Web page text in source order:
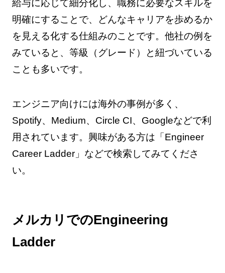
給与に応じて細分化し、職務に必要なスキルを
明確にすることで、どんなキャリアを歩めるか
を見える化する仕組みのことです。他社の例を
みていると、等級（グレード）と紐づいている
ことも多いです。
エンジニア向けには海外の事例が多く、
Spotify、Medium、Circle CI、Googleなどで利
用されています。興味がある方は「Engineer
Career Ladder」などで検索してみてくださ
い。
メルカリでのEngineering
Ladder